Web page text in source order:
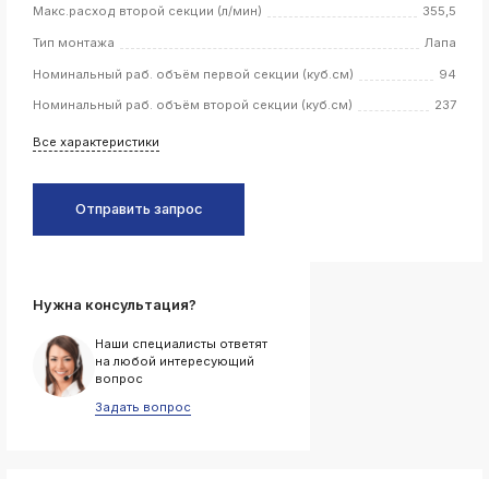
ksldkfjsdlfkjsls;ldfkgjsdl;kfkфыва
k
ksldkfjsdlfkjsls;ldfkgjsdl;kfkфыва
k
ksldkfjsdlfkjsls;ldfkgjsdl;kfkфыва
ksldkfjsdlfkjsls;ldfkgjsdl;kfkфыва
k
ksldkfjsdlfkjsls;ldfkgjsdl;kfkфыва
ksldkfjsdlfkjsls;ldfkgjsdl;kfkфыва
Макс.расход второй секции (л/мин) 355,5
Тип монтажа Лапа
Номинальный раб. объём первой секции (куб.см) 94
Номинальный раб. объём второй секции (куб.см) 237
Все характеристики
Отправить запрос
Нужна консультация?
Наши специалисты ответят
на любой интересующий
вопрос
Задать вопрос